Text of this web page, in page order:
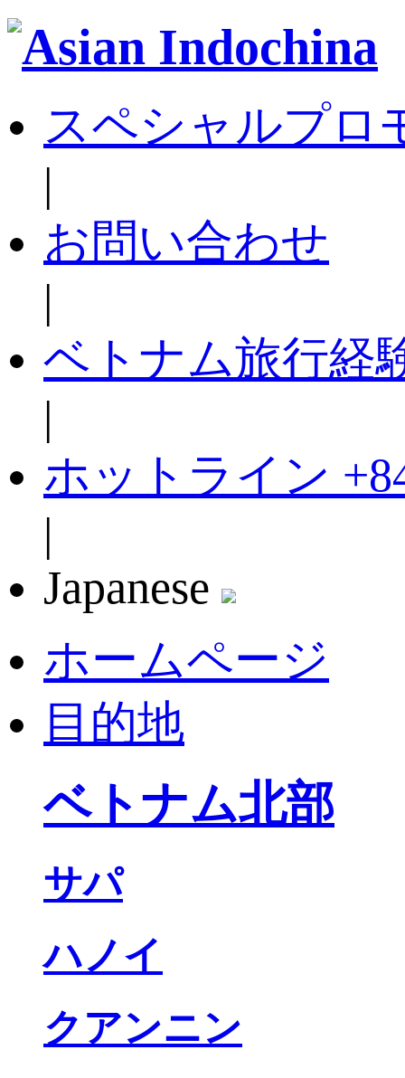
スペシャルプロ
|
お問い合わせ
|
ベトナム旅行経
|
ホットライン
|
Japanese
ホームページ
目的地
ベトナム北部
サパ
ハノイ
クアンニン